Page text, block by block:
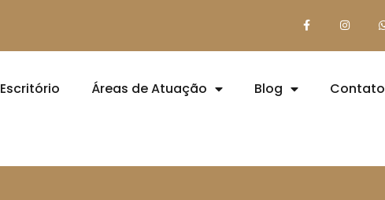
Escritório Áreas de Atuação Blog Contato